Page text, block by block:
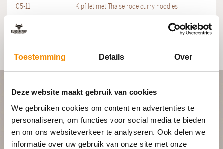
Toestemming Details Over
Deze website maakt gebruik van cookies
We gebruiken cookies om content en advertenties te
personaliseren, om functies voor social media te bieden
en om ons websiteverkeer te analyseren. Ook delen we
informatie over uw gebruik van onze site met onze
05-11
Kipfilet met Thaise rode curry noodles
Bekijk alle berichten ≫
PLAN JOUW FEEST
In 4 stappen een offerte op maat